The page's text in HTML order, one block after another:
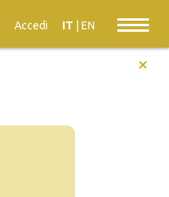
Accedi IT EN
+